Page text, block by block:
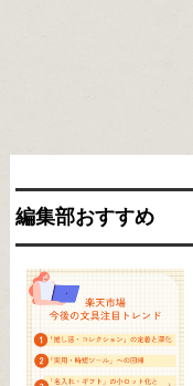
編集部おすすめ